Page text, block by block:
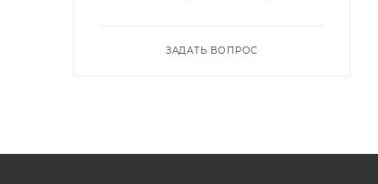
ЗАДАТЬ ВОПРОС